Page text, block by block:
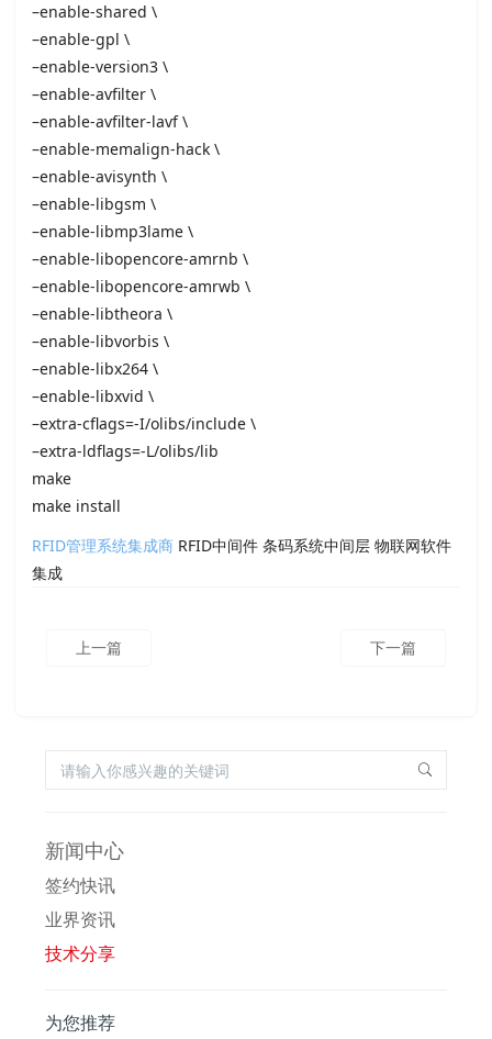
–enable-shared \
–enable-gpl \
–enable-version3 \
–enable-avfilter \
–enable-avfilter-lavf \
–enable-memalign-hack \
–enable-avisynth \
–enable-libgsm \
–enable-libmp3lame \
–enable-libopencore-amrnb \
–enable-libopencore-amrwb \
–enable-libtheora \
–enable-libvorbis \
–enable-libx264 \
–enable-libxvid \
–extra-cflags=-I/olibs/include \
–extra-ldflags=-L/olibs/lib
make
make install
RFID管理系统集成商 RFID中间件 条码系统中间层 物联网软件
集成
上一篇 下一篇
新闻中心
签约快讯
业界资讯
技术分享
为您推荐